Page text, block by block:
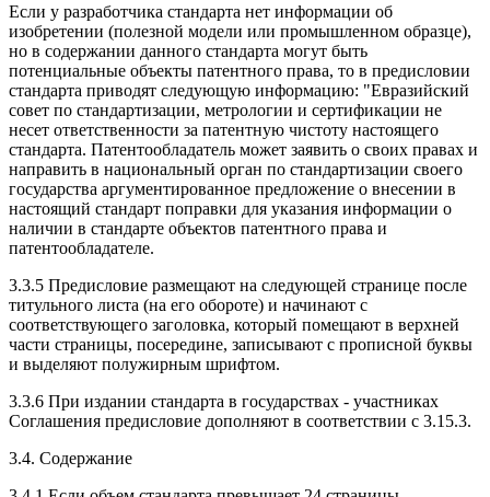
Если у разработчика стандарта нет информации об
изобретении (полезной модели или промышленном образце),
но в содержании данного стандарта могут быть
потенциальные объекты патентного права, то в предисловии
стандарта приводят следующую информацию: "Евразийский
совет по стандартизации, метрологии и сертификации не
несет ответственности за патентную чистоту настоящего
стандарта. Патентообладатель может заявить о своих правах и
направить в национальный орган по стандартизации своего
государства аргументированное предложение о внесении в
настоящий стандарт поправки для указания информации о
наличии в стандарте объектов патентного права и
патентообладателе.
3.3.5 Предисловие размещают на следующей странице после
титульного листа (на его обороте) и начинают с
соответствующего заголовка, который помещают в верхней
части страницы, посередине, записывают с прописной буквы
и выделяют полужирным шрифтом.
3.3.6 При издании стандарта в государствах - участниках
Соглашения предисловие дополняют в соответствии с 3.15.3.
3.4. Содержание